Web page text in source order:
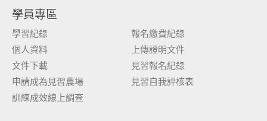
學員專區
學習紀錄
報名繳費紀錄
個人資料
上傳證明文件
文件下載
見習報名紀錄
申請成為見習農場
見習自我評核表
訓練成效線上調查